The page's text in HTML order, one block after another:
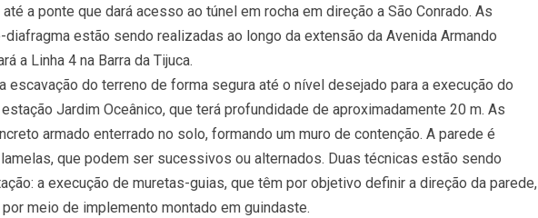
a ponte que dará acesso ao túnel em rocha em direção a São Conrado. As
estão sendo realizadas ao longo da extensão da Avenida Armando
a Linha 4 na Barra da Tijuca.
do terreno de forma segura até o nível desejado para a execução do
Jardim Oceânico, que terá profundidade de aproximadamente 20 m. As
armado enterrado no solo, formando um muro de contenção. A parede é
que podem ser sucessi­vos ou alternados. Duas técnicas estão sendo
a execução de muretas-guias, que têm por objetivo definir a direção da parede,
meio de implemento montado em guindaste.